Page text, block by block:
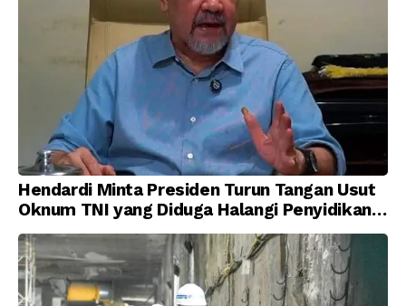
Hendardi Minta Presiden Turun Tangan Usut
Oknum TNI yang Diduga Halangi Penyidikan
Korupsi